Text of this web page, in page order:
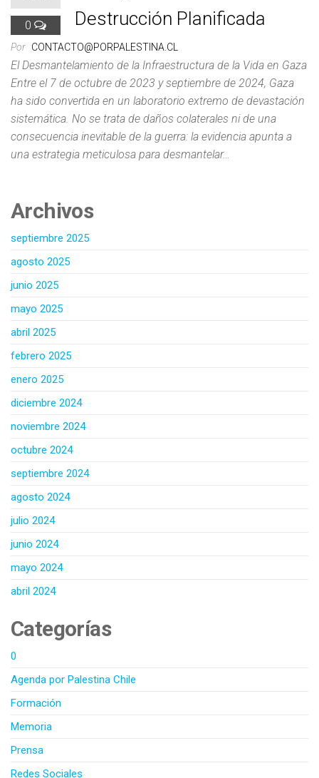
0
Destrucción Planificada
Por CONTACTO@PORPALESTINA.CL
El Desmantelamiento de la Infraestructura de la Vida en Gaza
Entre el 7 de octubre de 2023 y septiembre de 2024, Gaza
ha sido convertida en un laboratorio extremo de devastación
sistemática. No se trata de daños colaterales ni de una
consecuencia inevitable de la guerra: la evidencia apunta a
una estrategia meticulosa para desmantelar…
Archivos
septiembre 2025
agosto 2025
junio 2025
mayo 2025
abril 2025
febrero 2025
enero 2025
diciembre 2024
noviembre 2024
octubre 2024
septiembre 2024
agosto 2024
julio 2024
junio 2024
mayo 2024
abril 2024
Categorías
0
Agenda por Palestina Chile
Formación
Memoria
Prensa
Redes Sociales